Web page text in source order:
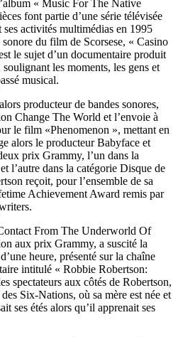
« Music For The Native
font partie d’une série télévisée
activités multimédias en 1995
du film de Scorsese, « Casino
le sujet d’un documentaire produit
les moments, les gens et
musical.
producteur de bandes sonores,
Change The World et l’envoie à
le film «Phenomenon », mettant en
alors le producteur Babyface et
prix Grammy, l’un dans la
l’autre dans la catégorie Disque de
reçoit, pour l’ensemble de sa
Achievement Award remis par
From The Underworld Of
aux prix Grammy, a suscité la
heure, présenté sur la chaîne
intitulé « Robbie Robertson:
spectateurs aux côtés de Robertson,
Six-Nations, où sa mère est née et
ses étés alors qu’il apprenait ses